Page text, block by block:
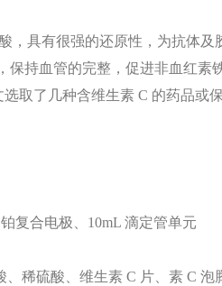
，具有很强的还原性，为抗体及
保持血管的完整，促进非血红素
选取了几种含维生素C 的药品或
复合电极、 10mL滴定管单元
、稀硫酸、维生素C 片、素C泡